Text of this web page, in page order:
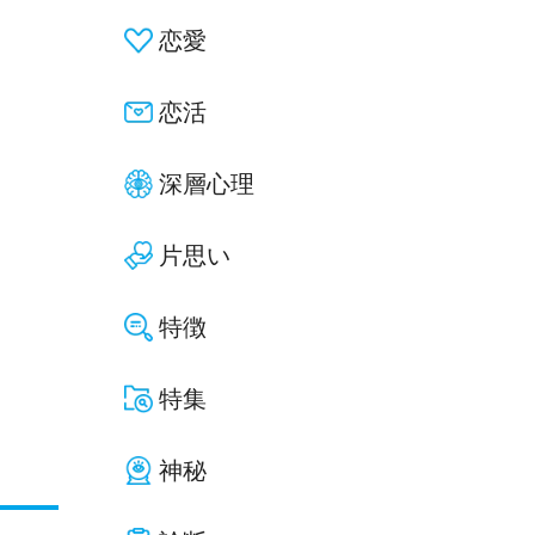
恋愛
恋活
深層心理
片思い
特徴
特集
神秘